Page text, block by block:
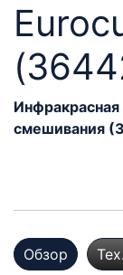
смешивания
Обзор